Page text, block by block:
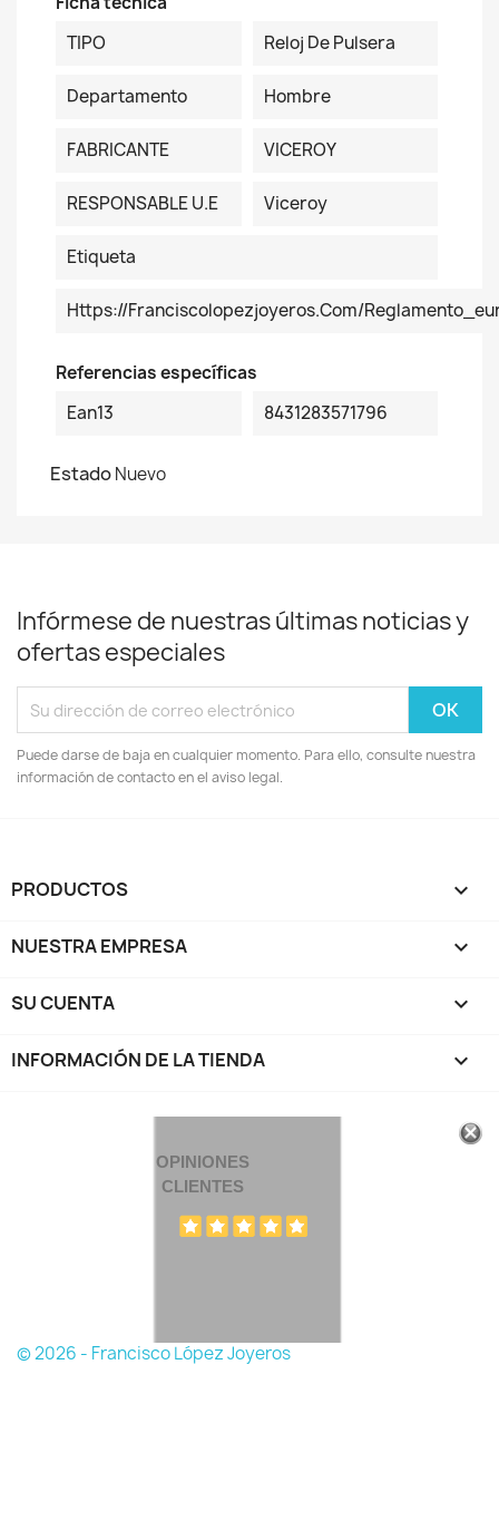
TIPO
Reloj De Pulsera
Departamento Hombre
FABRICANTE VICEROY
RESPONSABLE U.E Viceroy
Etiqueta
Https://franciscolopezjoyeros.com/
Referencias específicas
Ean13
8431283571796
EstadoNuevo
Infórmese de nuestras últimas noticias y
ofertas especiales
Puede darse de baja en cualquier momento. Para ello, consulte nuestra
información de contacto en el aviso legal.
PRODUCTOS 
NUESTRA EMPRESA 
SU CUENTA 
INFORMACIÓN DE LA TIENDA keyboard_arrow_down
OPINIONES
CLIENTES
© 2026 - Francisco López Joyeros